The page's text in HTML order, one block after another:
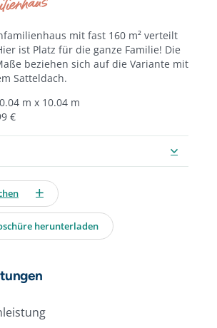
mit fast 160 m² verteilt
ist Platz für die ganze Familie! Die
beziehen sich auf die Variante mit
Satteldach.
10.04 m x 10.04 m
€
herunterladen